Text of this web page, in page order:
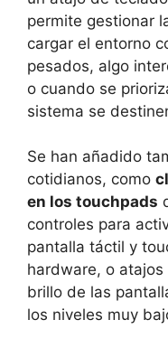
permite gestionar
cargar el entorno
pesados, algo
o cuando se
sistema se
Se han añadido
cotidianos, como
en los touchpads
controles para
pantalla táctil y
hardware, o
brillo de las
los niveles muy